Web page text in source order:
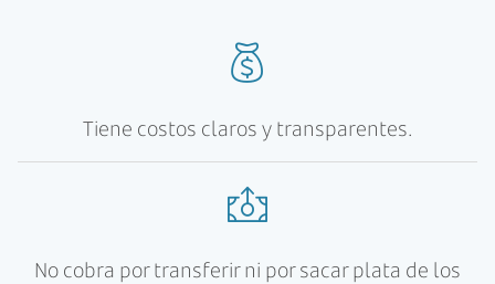
Tiene costos claros y transparentes.
No cobra por transferir ni por sacar plata de los